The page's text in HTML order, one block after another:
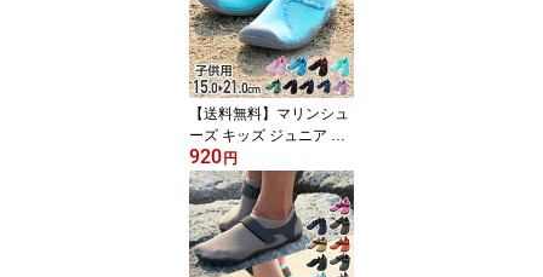
【送料無料】マリンシュ
ーズ キッズ ジュニア 水
陸両用 ベルトテープ 履
きやすい VPC-A230 子供
男の子 女の子 アクアシ
ューズ ビジョンピークス
VISIONPEAKS
920円